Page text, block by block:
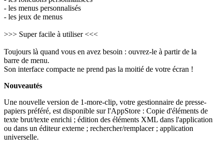
- les menus personnalisés
- les jeux de menus
>>> Super facile à utiliser <<<
Toujours là quand vous en avez besoin : ouvrez-le à partir de la
barre de menu.
Son interface compacte ne prend pas la moitié de votre écran !
Nouveautés
Une nouvelle version de 1-more-clip, votre gestionnaire de presse-
papiers préféré, est disponible sur l'AppStore : Copie d'éléments de
texte brut/texte enrichi ; édition des éléments XML dans l'application
ou dans un éditeur externe ; rechercher/remplacer ; application
universelle.